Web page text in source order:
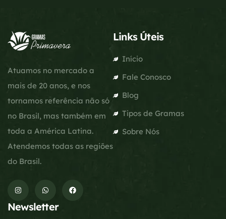
Atuamos no mercado a
mais de 20 anos, e nos
tornamos referência não só
no Brasil, mas também em
toda a América Latina.
Atendemos todas as regiões
do Brasil.
Links Úteis
Início
Fale Conosco
Blog
Tipos de Gramas
Sobre Nós
Newsletter